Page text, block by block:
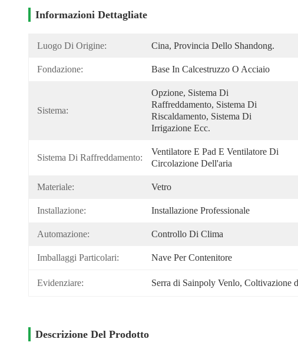
Informazioni Dettagliate
Luogo Di Origine: Cina, Provincia Dello Shandong.
Fondazione: Base In Calcestruzzo O Acciaio
Sistema:
Opzione, Sistema Di
Raffreddamento, Sistema Di
Riscaldamento, Sistema Di
Irrigazione Ecc.
Sistema Di Raffreddamento:
Ventilatore E Pad E Ventilatore Di
Circolazione Dell'aria
Materiale: Vetro
Installazione: Installazione Professionale
Automazione: Controllo Di Clima
Imballaggi Particolari: Nave Per Contenitore
Evidenziare: Serra di Sainpoly Venlo, Coltivazione
Descrizione Del Prodotto